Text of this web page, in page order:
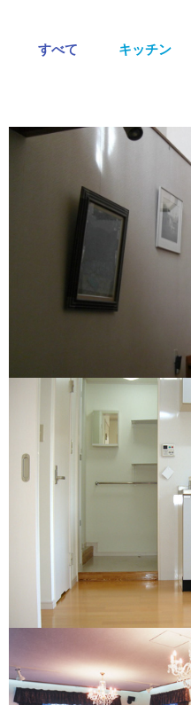
すべて キッチン